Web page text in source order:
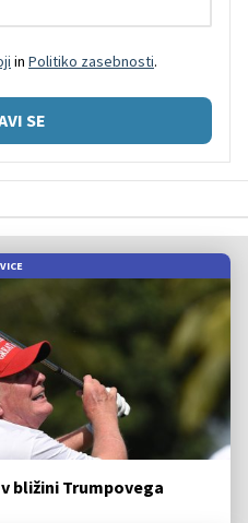
in Politiko zasebnosti.
SE
bližini Trumpovega